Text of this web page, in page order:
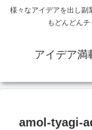
様々なアイデアを出し副
もどんどん
アイデア満
amol-tyagi-